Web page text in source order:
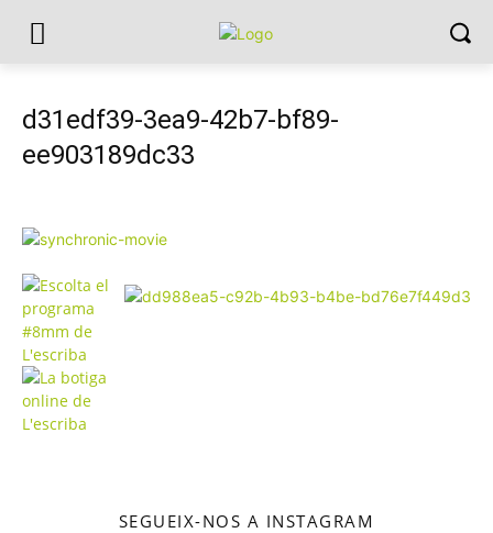
d31edf39-3ea9-42b7-bf89-
ee903189dc33
SEGUEIX-NOS A INSTAGRAM